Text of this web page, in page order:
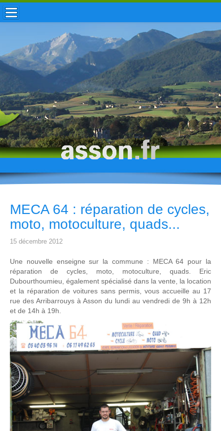
ACCUEIL / INFOS
MUNICIPALITÉ
VIE LOCALE
ENFANCE
TOURISME
HISTOIRE
MECA 64 : réparation de cycles,
moto, motoculture, quads...
15 décembre 2012
Une nouvelle enseigne sur la commune : MECA 64 pour la
réparation de cycles, moto, motoculture, quads. Eric
Dubourthoumieu, également spécialisé dans la vente, la location
et la réparation de voitures sans permis, vous accueille au 17
rue des Arribarrouys à Asson du lundi au vendredi de 9h à 12h
et de 14h à 19h.